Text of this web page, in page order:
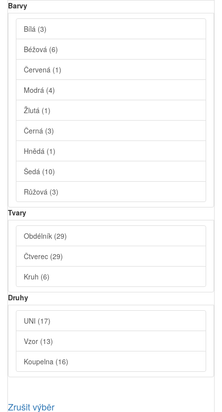
Barvy
Bílá (3)
Béžová (6)
Červená (1)
Modrá (4)
Žlutá (1)
Černá (3)
Hnědá (1)
Šedá (10)
Růžová (3)
Tvary
Obdélník (29)
Čtverec (29)
Kruh (6)
Druhy
UNI (17)
Vzor (13)
Koupelna (16)
Zrušit výběr